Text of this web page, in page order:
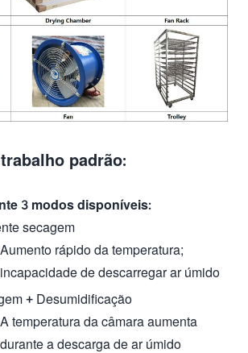
padrão:
​3 modos disponíveis:
secagem
Aumento rápido da temperatura;
incapacidade de descarregar ar úmido
+ Desumidificação
A temperatura da câmara aumenta
durante a descarga de ar úmido